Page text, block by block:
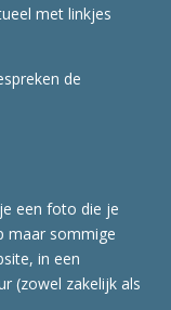
met linkjes
de
een foto die je
maar sommige
in een
(zowel zakelijk als